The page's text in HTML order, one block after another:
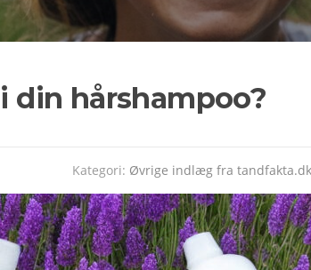
din hårshampoo?
Kategori: Øvrige indlæg fra tandfakta.dk